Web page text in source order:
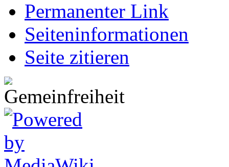
Permanenter Link
Seiten­informationen
Seite zitieren